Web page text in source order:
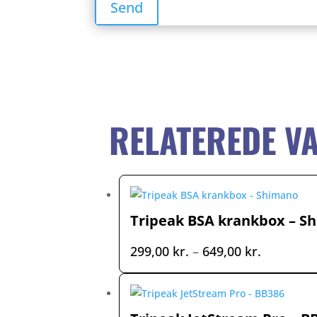
RELATEREDE
Tripeak BSA krankbox –
299,00 kr. – 649,00 kr.
299,00
til